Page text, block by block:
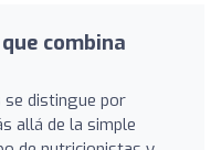
combina
se distingue por
allá de la simple